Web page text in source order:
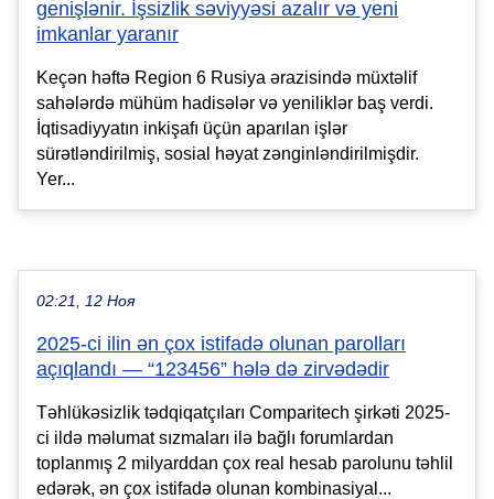
genişlənir. İşsizlik səviyyəsi azalır və yeni
imkanlar yaranır
Keçən həftə Region 6 Rusiya ərazisində müxtəlif
sahələrdə mühüm hadisələr və yeniliklər baş verdi.
İqtisadiyyatın inkişafı üçün aparılan işlər
sürətləndirilmiş, sosial həyat zənginləndirilmişdir.
Yer...
02:21, 12 Ноя
2025-ci ilin ən çox istifadə olunan parolları
açıqlandı — “123456” hələ də zirvədədir
Təhlükəsizlik tədqiqatçıları Comparitech şirkəti 2025-
ci ildə məlumat sızmaları ilə bağlı forumlardan
toplanmış 2 milyarddan çox real hesab parolunu təhlil
edərək, ən çox istifadə olunan kombinasiyal...